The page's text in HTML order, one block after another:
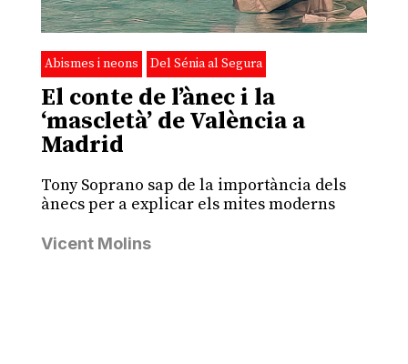
Abismes i neons Del Sénia al Segura
El conte de l’ànec i la
‘mascletà’ de València a
Madrid
Tony Soprano sap de la importància dels
ànecs per a explicar els mites moderns
Vicent Molins